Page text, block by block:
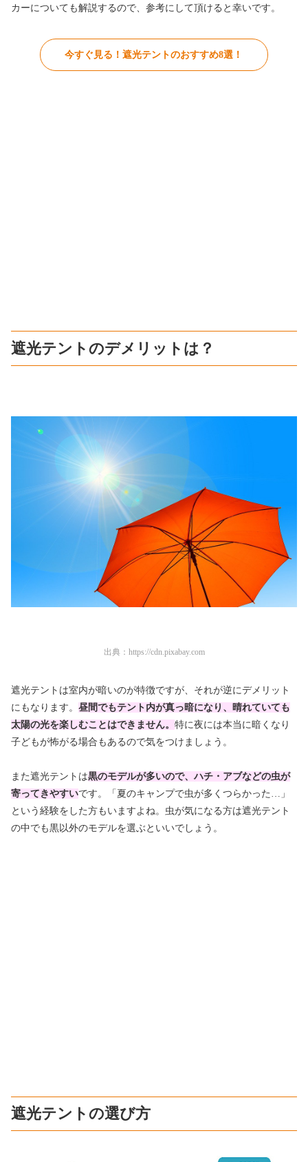
カーについても解説するので、参考にして頂けると幸いです。
今すぐ見る！遮光テントのおすすめ8選！
遮光テントのデメリットは？
出典： https://cdn.pixabay.com
遮光テントは室内が暗いのが特徴ですが、それが逆にデメリット
にもなります。 昼間でもテント内が真っ暗になり、晴れていても
太陽の光を楽しむことはできません。 特に夜には本当に暗くなり
子どもが怖がる場合もあるので気をつけましょう。
また遮光テントは黒のモデルが多いので、ハチ・アブなどの虫が
寄ってきやすいです。「夏のキャンプで虫が多くつらかった…」
という経験をした方もいますよね。虫が気になる方は遮光テント
の中でも黒以外のモデルを選ぶといいでしょう。
遮光テントの選び方